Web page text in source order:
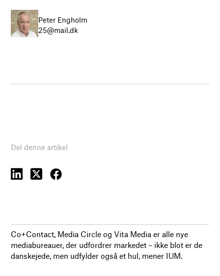
Peter Engholm
25@mail.dk
Del denne artikel
Co+Contact, Media Circle og Vita Media er alle nye
mediabureauer, der udfordrer markedet – ikke blot er de
danskejede, men udfylder også et hul, mener IUM.